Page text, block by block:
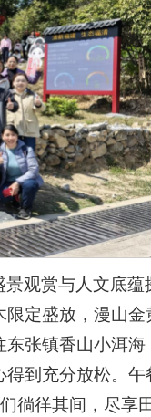
观赏与人文底蕴
定盛放，漫山
张镇香山小洱
到充分放松。
徜徉其间，尽享